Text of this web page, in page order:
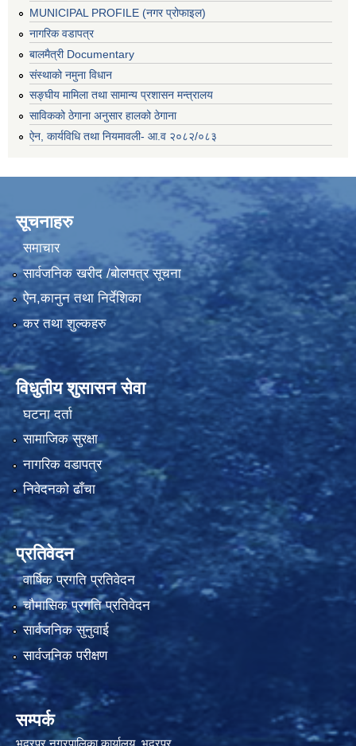
MUNICIPAL PROFILE (नगर प्रोफाइल)
नागरिक वडापत्र
बालमैत्री Documentary
संस्थाको नमुना विधान
सङ्घीय मामिला तथा सामान्य प्रशासन मन्त्रालय
साविकको ठेगाना अनुसार हालको ठेगाना
ऐन, कार्यविधि तथा नियमावली- आ.व २०८२/०८३
सूचनाहरु
समाचार
सार्वजनिक खरीद /बोलपत्र सूचना
ऐन,कानुन तथा निर्देशिका
कर तथा शुल्कहरु
विधुतीय शुसासन सेवा
घटना दर्ता
सामाजिक सुरक्षा
नागरिक वडापत्र
निवेदनको ढाँचा
प्रतिवेदन
वार्षिक प्रगति प्रतिवेदन
चौमासिक प्रगति प्रतिवेदन
सार्वजनिक सुनुवाई
सार्वजनिक परीक्षण
सम्पर्क
भद्रपुर नगरपालिका कार्यालय ,भद्रपुर